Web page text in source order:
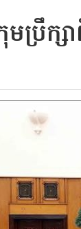
រុមប្រឹ